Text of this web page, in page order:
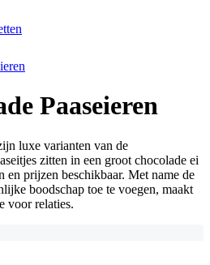
Paaseieren
luxe varianten van de
zitten in een groot chocolade ei
en prijzen beschikbaar. Met name de
boodschap toe te voegen, maakt
voor relaties.